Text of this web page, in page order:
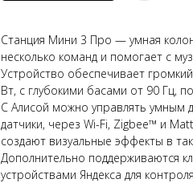
Станция Мини 3 Про — умная
несколько команд и помогает с
Устройство обеспечивает
Вт, с глубокими басами от 90 Гц,
С Алисой можно управлять умным
датчики, через Wi-Fi, Zigbee™ и
создают визуальные эффекты в
Дополнительно поддерживаются
устройствами Яндекса для